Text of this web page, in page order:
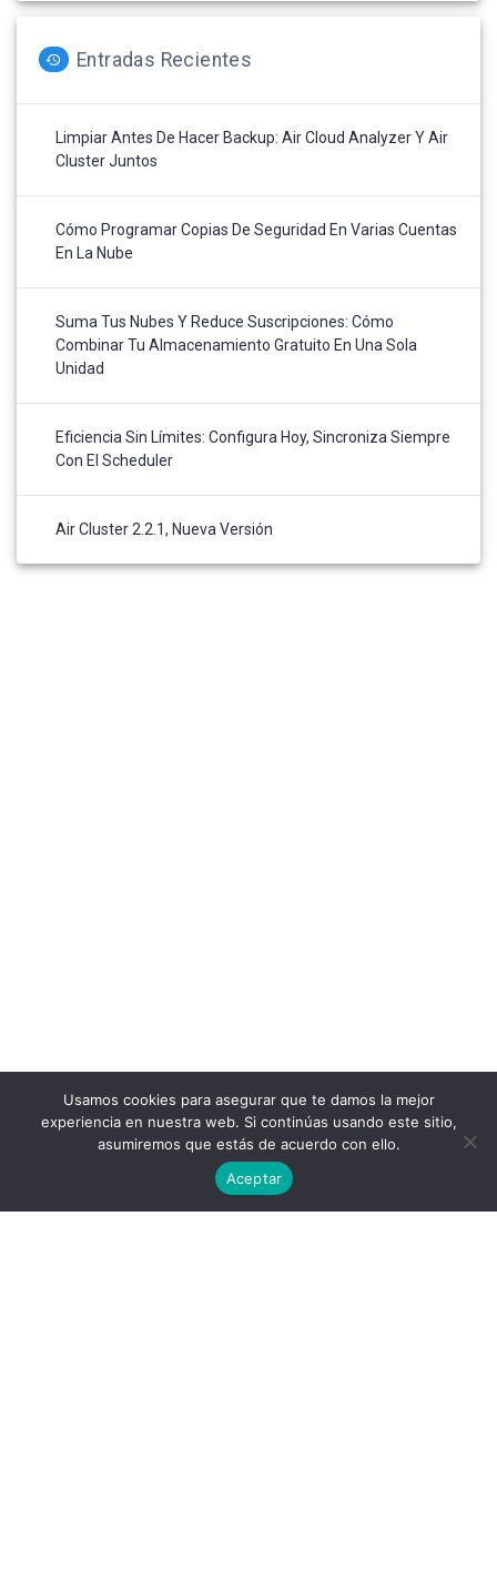
Entradas Recientes
Limpiar Antes De Hacer Backup: Air Cloud Analyzer Y Air
Cluster Juntos
Cómo Programar Copias De Seguridad En Varias Cuentas
En La Nube
Suma Tus Nubes Y Reduce Suscripciones: Cómo
Combinar Tu Almacenamiento Gratuito En Una Sola
Unidad
Eficiencia Sin Límites: Configura Hoy, Sincroniza Siempre
Con El Scheduler
Air Cluster 2.2.1, Nueva Versión
Usamos cookies para asegurar que te damos la mejor
experiencia en nuestra web. Si continúas usando este sitio,
asumiremos que estás de acuerdo con ello.
Aceptar